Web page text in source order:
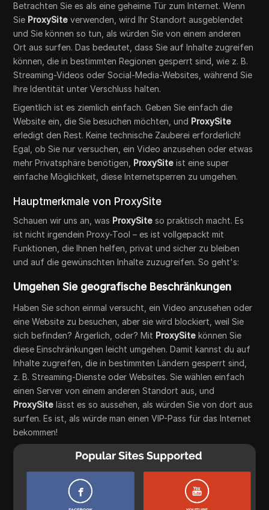
Betrachten Sie es als eine geheime Tür zum Internet. Wenn
Sie ProxySite verwenden, wird Ihr Standort ausgeblendet
und Sie können so tun, als würden Sie von einem anderen
Ort aus surfen. Das bedeutet, dass Sie auf Inhalte zugreifen
können, die in bestimmten Regionen gesperrt sind, wie z. B.
Streaming-Videos oder Social-Media-Websites, während Sie
Ihre Identität unter Verschluss halten.
Eigentlich ist es ziemlich einfach. Geben Sie einfach die
Website ein, die Sie besuchen möchten, und ProxySite
erledigt den Rest. Keine technische Zauberei erforderlich!
Egal, ob Sie nur versuchen, ein Video anzusehen oder etwas
mehr Privatsphäre benötigen, ProxySite ist eine super
einfache Möglichkeit, diese Internetsperren zu umgehen.
Hauptmerkmale von ProxySite
Schauen wir uns an, was ProxySite so praktisch macht. Es
ist nicht irgendein Proxy-Tool – es ist vollgepackt mit
Funktionen, die Ihnen helfen, privat und sicher zu bleiben
und auf die gewünschten Inhalte zuzugreifen. So geht's:
Umgehen Sie geografische Beschränkungen
Haben Sie schon einmal versucht, ein Video anzusehen oder
eine Website zu besuchen, aber sie wird blockiert, weil Sie
sich befinden? Ärgerlich, oder? Mit ProxySite können Sie
diese Einschränkungen leicht umgehen. Damit kannst du auf
Inhalte zugreifen, die in bestimmten Ländern gesperrt sind,
z. B. Streaming-Dienste oder Websites. Sie wählen einfach
einen Server von einem anderen Standort aus, und
ProxySite lässt es so aussehen, als würden Sie von dort aus
surfen. Es ist, als würde man einen VIP-Pass für das Internet
bekommen!